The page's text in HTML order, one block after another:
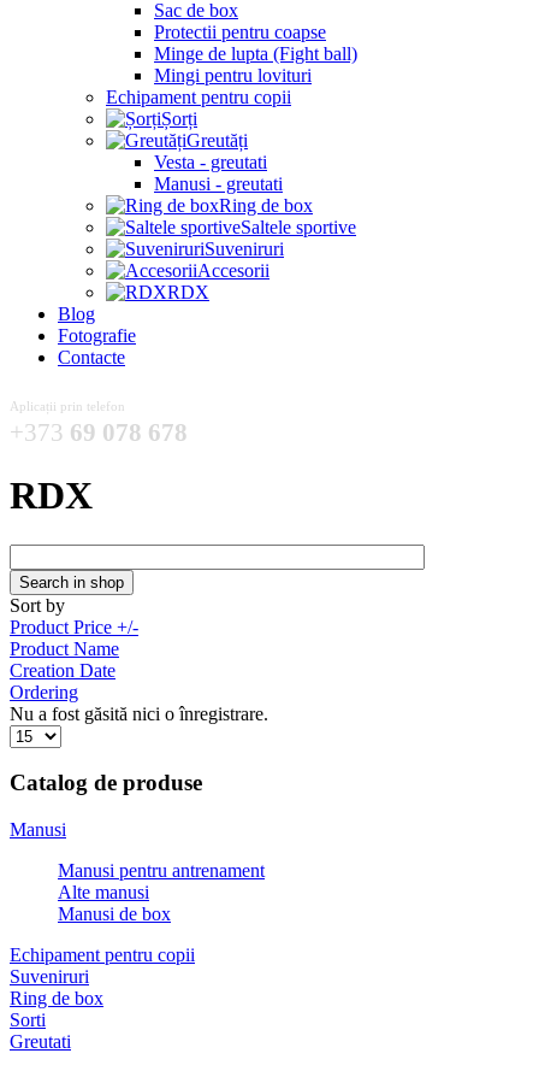
Sac de box
Protectii pentru coapse
Minge de lupta (Fight ball)
Mingi pentru lovituri
Echipament pentru copii
Șorți
Greutăți
Vesta - greutati
Manusi - greutati
Ring de box
Saltele sportive
Suveniruri
Accesorii
RDX
Blog
Fotografie
Contacte
Aplicații prin telefon
+373 69 078 678
RDX
Sort by
Product Price +/-
Product Name
Creation Date
Ordering
Nu a fost găsită nici o înregistrare.
Catalog de produse
Manusi
Manusi pentru antrenament
Alte manusi
Manusi de box
Echipament pentru copii
Suveniruri
Ring de box
Sorti
Greutati